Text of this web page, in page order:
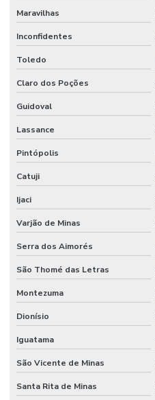
Maravilhas
Inconfidentes
Toledo
Claro dos Poções
Guidoval
Lassance
Pintópolis
Catuji
Ijaci
Varjão de Minas
Serra dos Aimorés
São Thomé das Letras
Montezuma
Dionísio
Iguatama
São Vicente de Minas
Santa Rita de Minas